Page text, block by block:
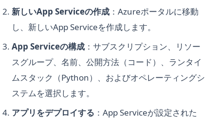
新しいApp Serviceの作成 ：Azureポータルに移動
し、新しいApp Serviceを作成します。
App Serviceの構成 ：サブスクリプション、リソー
スグループ、名前、公開方法（コード）、ランタイ
ムスタック（Python）、およびオペレーティングシ
ステムを選択します。
アプリをデプロイする ：App Serviceが設定された